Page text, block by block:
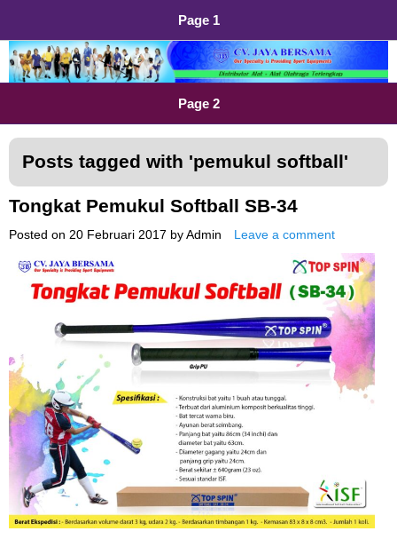
Page 1
Distributor Alat Olahraga
Jual Alat Olahraga Murah, Lengkap dan Berkualitas
Page 2
Posts tagged with 'pemukul softball'
Tongkat Pemukul Softball SB-34
Posted on 20 Februari 2017 by Admin Leave a comment